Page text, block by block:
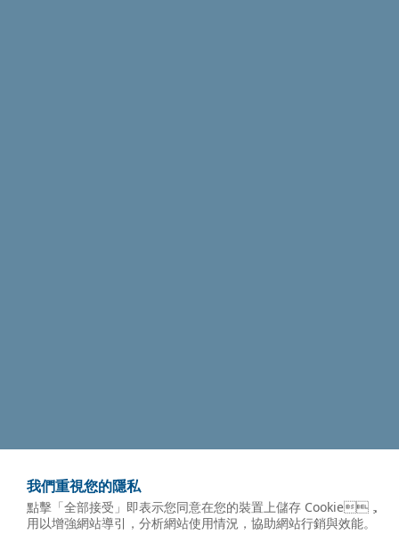
我們重視您的隱私
點擊「全部接受」即表示您同意在您的裝置上儲存 Cookie，
用以增強網站導引，分析網站使用情況，協助網站行銷與效能。